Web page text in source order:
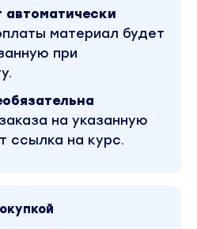
дорогих
упаковки
один вебинар,
превратить в
вашу нишу и
материал будет
при
на указанную
ссылка на курс.